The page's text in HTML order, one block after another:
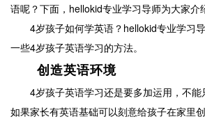
语呢？下面，hellokid专业学习导师为大家介
4岁孩子如何学英语？hellokid专业学习
一些4岁孩子英语学习的方法。
创造英语环境
4岁孩子英语学习还是要多加运用，不能
如果家长有英语基础可以刻意给孩子在家里